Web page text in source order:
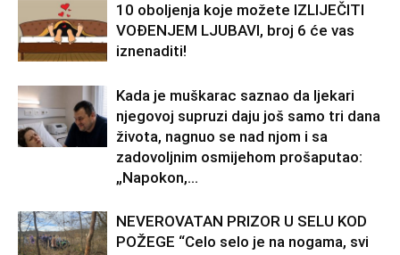
10 oboljenja koje možete IZLIJEČITI
VOĐENJEM LJUBAVI, broj 6 će vas
iznenaditi!
Kada je muškarac saznao da ljekari
njegovoj supruzi daju još samo tri dana
života, nagnuo se nad njom i sa
zadovoljnim osmijehom prošaputao:
„Napokon,...
NEVEROVATAN PRIZOR U SELU KOD
POŽEGE “Celo selo je na nogama, svi